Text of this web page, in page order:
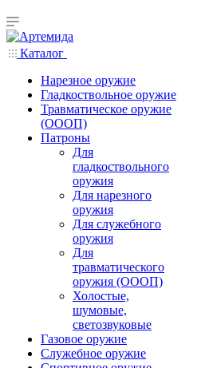
Каталог
Нарезное оружие
Гладкоствольное оружие
Травматическое оружие
(ОООП)
Патроны
Для
гладкоствольного
оружия
Для нарезного
оружия
Для служебного
оружия
Для
травматического
оружия (ОООП)
Холостые,
шумовые,
светозвуковые
Газовое оружие
Служебное оружие